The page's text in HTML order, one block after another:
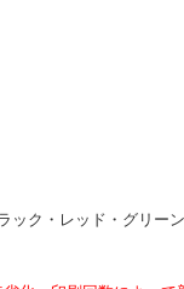
ック・レッド・グリー